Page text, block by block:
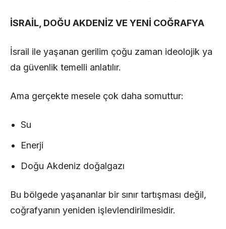
İSRAİL, DOĞU AKDENİZ VE YENİ COĞRAFYA
İsrail ile yaşanan gerilim çoğu zaman ideolojik ya
da güvenlik temelli anlatılır.
Ama gerçekte mesele çok daha somuttur:
Su
Enerji
Doğu Akdeniz doğalgazı
Bu bölgede yaşananlar bir sınır tartışması değil,
coğrafyanın yeniden işlevlendirilmesidir.